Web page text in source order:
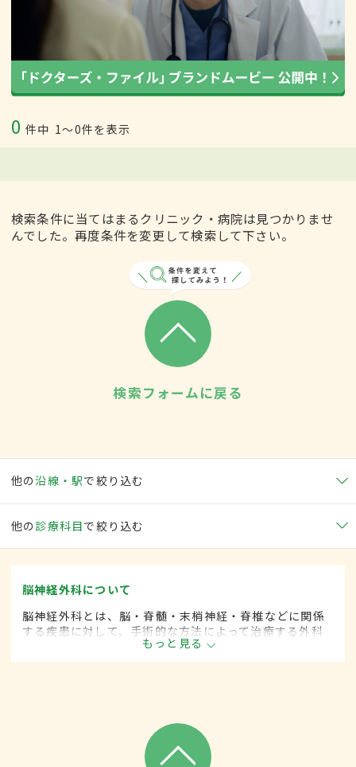
0 件中 1〜0件を表示
検索条件に当てはまるクリニック・病院は見つかりませ
んでした。再度条件を変更して検索して下さい。
検索フォームに戻る
他の沿線・駅で絞り込む
他の 診療科目で絞り込む
脳神経外科について
脳神経外科とは、脳・脊髄・末梢神経・脊椎などに関係
する疾患に対して、手術的な方法によって治療する外科
もっと見る